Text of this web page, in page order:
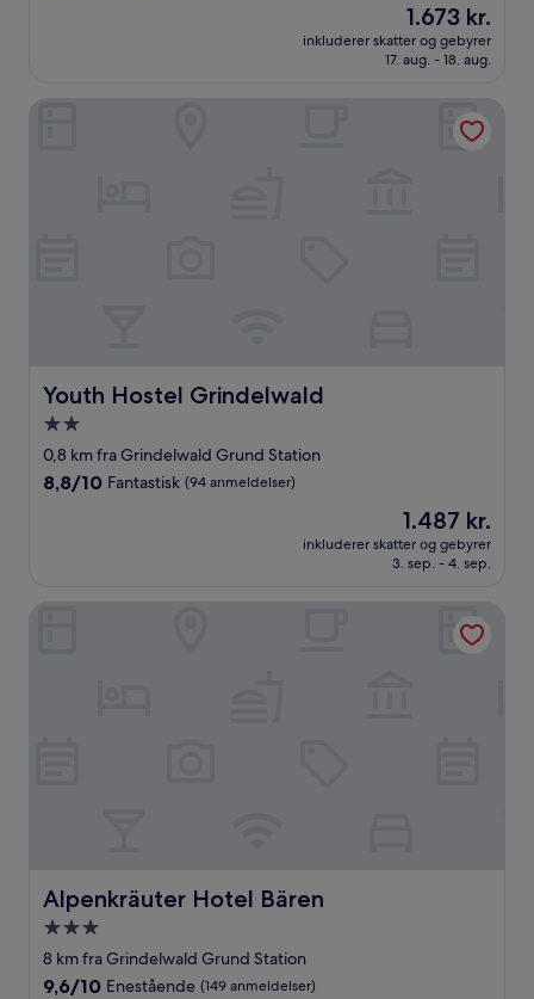
anmeldelser)
Prisen
er
1.673 kr.
1.673 kr.
inkluderer skatter og gebyrer
17. aug. - 18. aug.
Youth Hostel Grindelwald
Youth Hostel Grindelwald
2.0-
stjernet
overnatningssted
0,8 km fra Grindelwald Grund Station
8.8
anmeldelser)
8,8/10 Fantastisk (94 anmeldelser)
Prisen
er
1.487 kr.
1.487 kr.
inkluderer skatter og gebyrer
3. sep. - 4. sep.
Alpenkräuter Hotel Bären
Alpenkräuter Hotel Bären
3.0-
stjernet
overnatningssted
8 km fra Grindelwald Grund Station
9.6
9,6/10 Enestående (149 anmeldelser)